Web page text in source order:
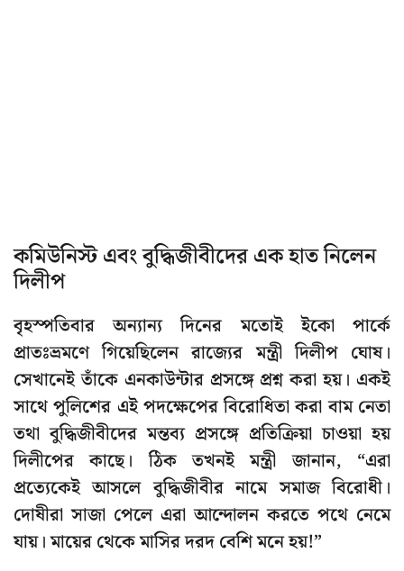
কমিউনিস্ট এবং বুদ্ধিজীবীদের এক হাত নিলেন
দিলীপ
বৃহস্পতিবার অন্যান্য দিনের মতোই ইকো পার্কে
প্রাতঃভ্রমণে গিয়েছিলেন রাজ্যের মন্ত্রী দিলীপ ঘোষ।
সেখানেই তাঁকে এনকাউন্টার প্রসঙ্গে প্রশ্ন করা হয়। একই
সাথে পুলিশের এই পদক্ষেপের বিরোধিতা করা বাম নেতা
তথা বুদ্ধিজীবীদের মন্তব্য প্রসঙ্গে প্রতিক্রিয়া চাওয়া হয়
দিলীপের কাছে। ঠিক তখনই মন্ত্রী জানান, “এরা
প্রত্যেকেই আসলে বুদ্ধিজীবীর নামে সমাজ বিরোধী।
দোষীরা সাজা পেলে এরা আন্দোলন করতে পথে নেমে
যায়। মায়ের থেকে মাসির দরদ বেশি মনে হয়!”